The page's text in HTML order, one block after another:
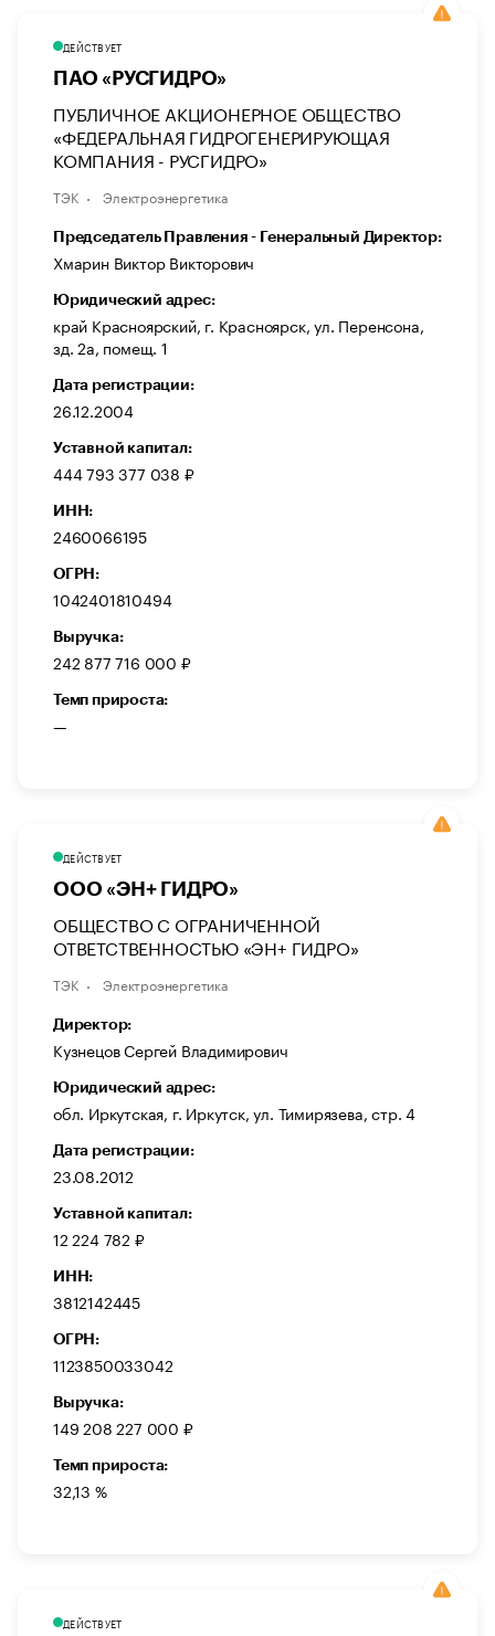
ДЕЙСТВУЕТ
ПАО «РУСГИДРО»
ПУБЛИЧНОЕ АКЦИОНЕРНОЕ ОБЩЕСТВО
«ФЕДЕРАЛЬНАЯ ГИДРОГЕНЕРИРУЮЩАЯ
КОМПАНИЯ - РУСГИДРО»
ТЭК Электроэнергетика
Председатель Правления - Генеральный Директор:
Хмарин Виктор Викторович
Юридический адрес:
край Красноярский, г. Красноярск, ул. Перенсона,
зд. 2а, помещ. 1
Дата регистрации:
26.12.2004
Уставной капитал:
444 793 377 038 ₽
ИНН:
2460066195
ОГРН:
1042401810494
Выручка:
242 877 716 000 ₽
Темп прироста:
—
ДЕЙСТВУЕТ
ООО «ЭН+ ГИДРО»
ОБЩЕСТВО С ОГРАНИЧЕННОЙ
ОТВЕТСТВЕННОСТЬЮ «ЭН+ ГИДРО»
ТЭК Электроэнергетика
Директор:
Кузнецов Сергей Владимирович
Юридический адрес:
обл. Иркутская, г. Иркутск, ул. Тимирязева, стр. 4
Дата регистрации:
23.08.2012
Уставной капитал:
12 224 782 ₽
ИНН:
3812142445
ОГРН:
1123850033042
Выручка:
149 208 227 000 ₽
Темп прироста:
32,13 %
ДЕЙСТВУЕТ